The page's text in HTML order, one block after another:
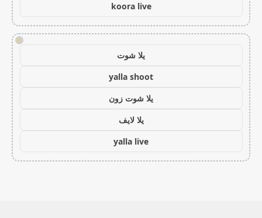
koora live
!
يلا شوت
yalla shoot
يلا شوت زون
يلا لايف
yalla live